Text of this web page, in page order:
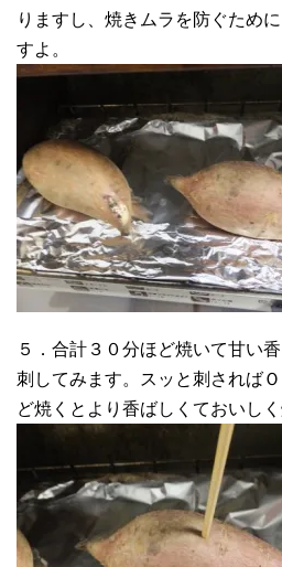
りますし、焼きムラを防ぐため
すよ。
５．合計３０分ほど焼いて甘い
刺してみます。スッと刺されば
ど焼くとより香ばしくておいしく